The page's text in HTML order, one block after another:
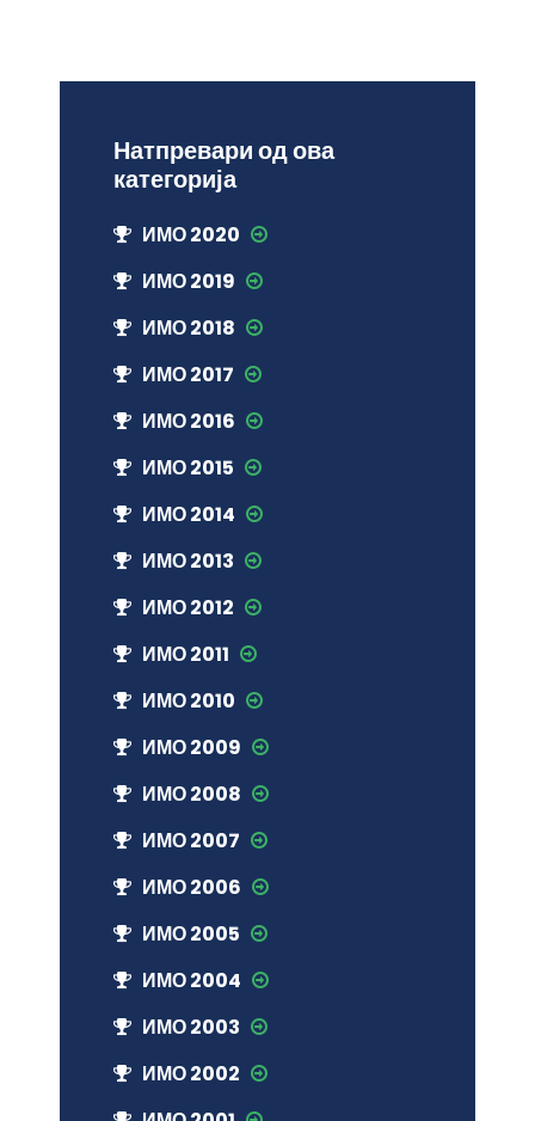
Натпревари од ова
категорија
ИМО 2020
ИМО 2019
ИМО 2018
ИМО 2017
ИМО 2016
ИМО 2015
ИМО 2014
ИМО 2013
ИМО 2012
ИМО 2011
ИМО 2010
ИМО 2009
ИМО 2008
ИМО 2007
ИМО 2006
ИМО 2005
ИМО 2004
ИМО 2003
ИМО 2002